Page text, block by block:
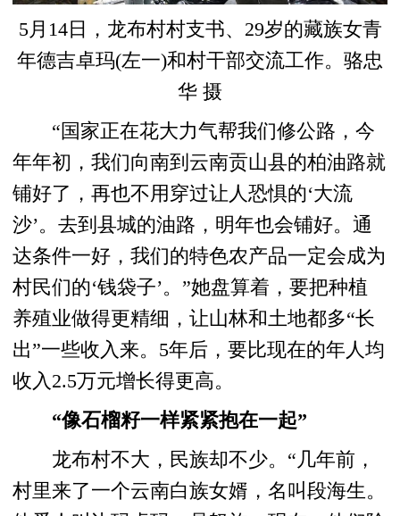
5月14日，龙布村村支书、29岁的藏族女青
年德吉卓玛(左一)和村干部交流工作。骆忠
华 摄
“国家正在花大力气帮我们修公路，今
年年初，我们向南到云南贡山县的柏油路就
铺好了，再也不用穿过让人恐惧的‘大流
沙’。去到县城的油路，明年也会铺好。通
达条件一好，我们的特色农产品一定会成为
村民们的‘钱袋子’。”她盘算着，要把种植
养殖业做得更精细，让山林和土地都多“长
出”一些收入来。5年后，要比现在的年人均
收入2.5万元增长得更高。
“像石榴籽一样紧紧抱在一起”
龙布村不大，民族却不少。“几年前，
村里来了一个云南白族女婿，名叫段海生。